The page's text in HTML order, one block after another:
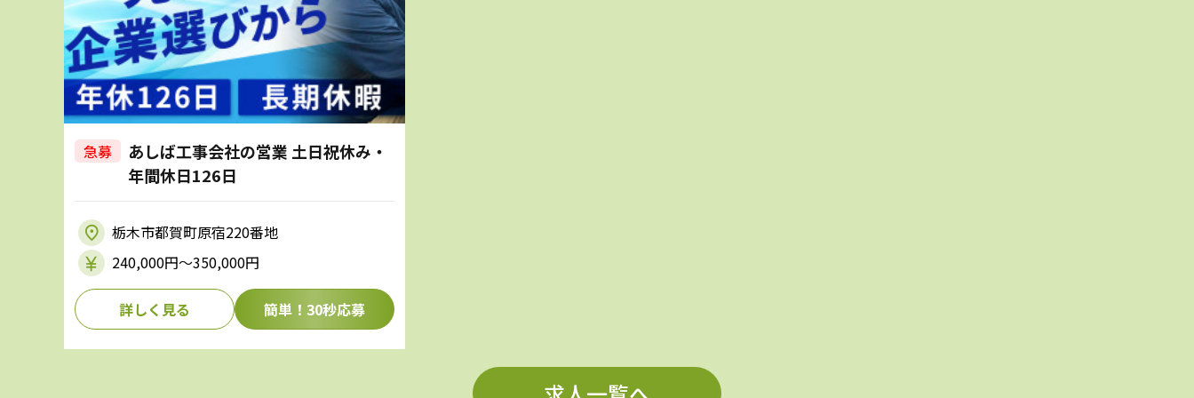
急募
あしば工事会社の営業 土日祝休み・
年間休日126日
栃木市都賀町原宿220番地
240,000円〜350,000円
詳しく見る 簡単！30秒応募